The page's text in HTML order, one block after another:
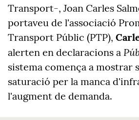
Transport-, Joan Carles
portaveu de l'associació
Transport Públic (PTP),
alerten en declaracions a
sistema comença a mostrar
saturació per la manca
l'augment de demanda.